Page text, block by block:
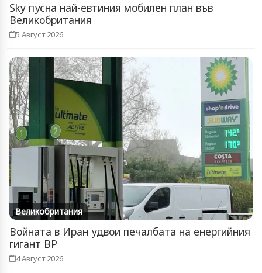
Sky пусна най-евтиния мобилен план във
Великобритания
5 Август 2026
Великобритания
Войната в Иран удвои печалбата на енергийния
гигант BP
4 Август 2026